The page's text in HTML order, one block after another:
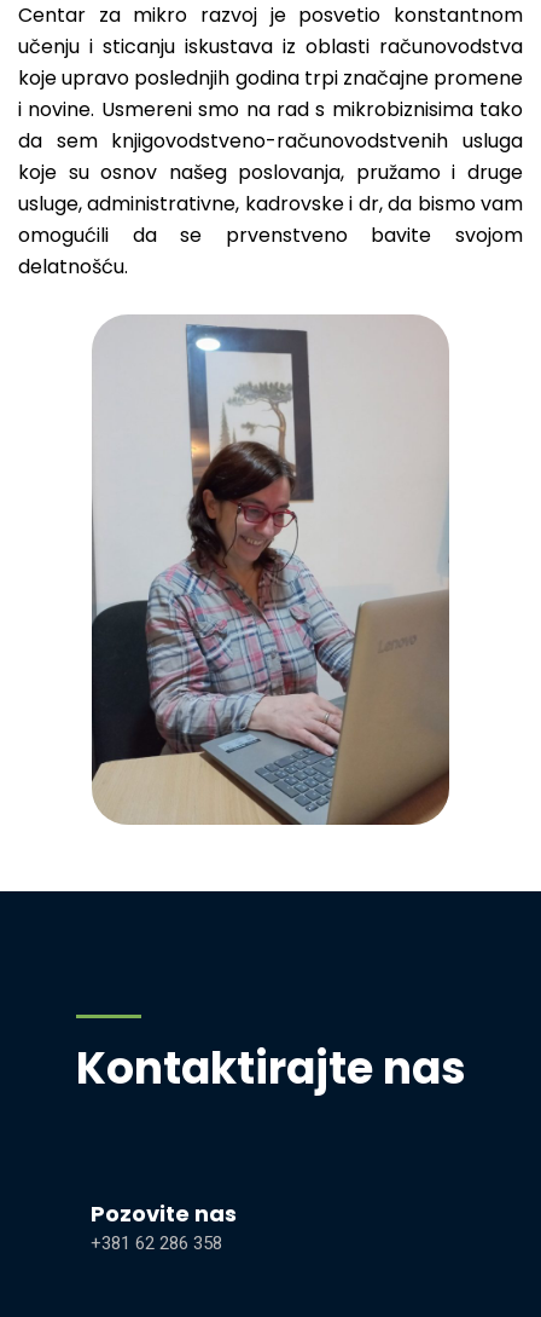
Centar za mikro razvoj je posvetio konstantnom
učenju i sticanju iskustava iz oblasti računovodstva
koje upravo poslednjih godina trpi značajne promene
i novine. Usmereni smo na rad s mikrobiznisima tako
da sem knjigovodstveno-računovodstvenih usluga
koje su osnov našeg poslovanja, pružamo i druge
usluge, administrativne, kadrovske i dr, da bismo vam
omogućili da se prvenstveno bavite svojom
delatnošću.
Kontaktirajte nas
Pozovite nas
+381 62 286 358